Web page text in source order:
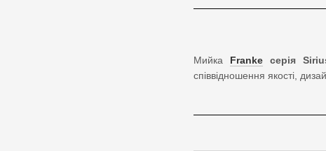
Мийка Frankeсерія
співвідношення якості,